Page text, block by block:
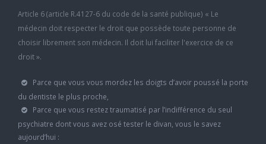
Article 6 (article R.4127-6 du code de la santé publique) « Le
médecin doit respecter le droit que possède toute personne de
choisir librement son médecin. Il doit lui faciliter l'exercice de ce
droit ».
Parce que vous vous mordez les doigts d’avoir poussé la porte
du dentiste le plus proche,
Parce que vous restez traumatisé par l’indifférence du seul
psychiatre dont vous avez osé tester le divan, vous le savez
aujourd’hui :